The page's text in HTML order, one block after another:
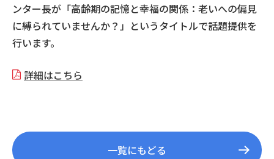
ンター長が「高齢期の記憶と幸福の関係：老いへの偏見
に縛られていませんか？」というタイトルで話題提供を
行います。
詳細はこちら
一覧にもどる